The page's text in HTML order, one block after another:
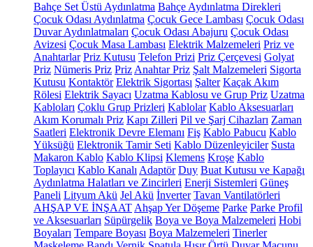
Bahçe Set Üstü Aydınlatma Bahçe Aydınlatma Direkleri
Çocuk Odası Aydınlatma Çocuk Gece Lambası Çocuk Odası
Duvar Aydınlatmaları Çocuk Odası Abajuru Çocuk Odası
Avizesi Çocuk Masa Lambası Elektrik Malzemeleri Priz ve
Anahtarlar Priz Kutusu Telefon Prizi Priz Çerçevesi Golyat
Priz Nümeris Priz Priz Anahtar Priz Şalt Malzemeleri Sigorta
Kutusu Kontaktör Elektrik Sigortası Şalter Kaçak Akım
Rölesi Elektrik Sayacı Uzatma Kablosu ve Grup Priz Uzatma
Kabloları Çoklu Grup Prizleri Kablolar Kablo Aksesuarları
Akım Korumalı Priz Kapı Zilleri Pil ve Şarj Cihazları Zaman
Saatleri Elektronik Devre Elemanı Fiş Kablo Pabucu Kablo
Yüksüğü Elektronik Tamir Seti Kablo Düzenleyiciler Susta
Makaron Kablo Kablo Klipsi Klemens Kroşe Kablo
Toplayıcı Kablo Kanalı Adaptör Duy Buat Kutusu ve Kapağı
Aydınlatma Halatları ve Zincirleri Enerji Sistemleri Güneş
Paneli Lityum Akü Jel Akü İnverter Tavan Vantilatörleri
AHŞAP VE İNŞAAT Ahşap Yer Döşeme Parke Parke Profil
ve Aksesuarları Süpürgelik Boya ve Boya Malzemeleri Hobi
Boyaları Tempare Boyası Boya Malzemeleri Tinerler